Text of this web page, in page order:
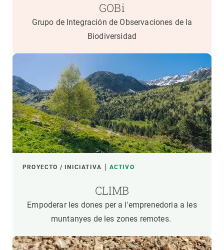
GOBi
Grupo de Integración de Observaciones de la
Biodiversidad
PROYECTO / INICIATIVA ACTIVO
CLIMB
Empoderar les dones per a l'emprenedoria a les
muntanyes de les zones remotes.